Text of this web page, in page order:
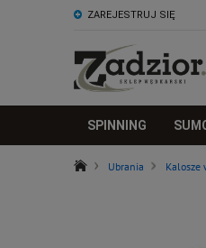
ZAREJESTRUJ SIĘ
SPINNING
Ubrania Kalosze